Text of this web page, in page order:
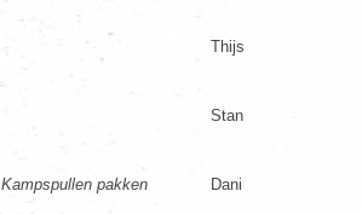
Thijs
Stan
Kampspullen pakken Dani